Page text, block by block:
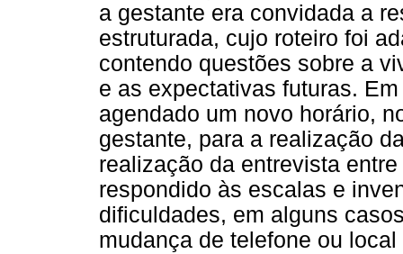
a gestante era convidada a
estruturada, cujo roteiro foi
contendo questões sobre a
e as expectativas futuras.
agendado um novo horário,
gestante, para a realização
realização da entrevista
respondido às escalas e
dificuldades, em alguns
mudança de telefone ou